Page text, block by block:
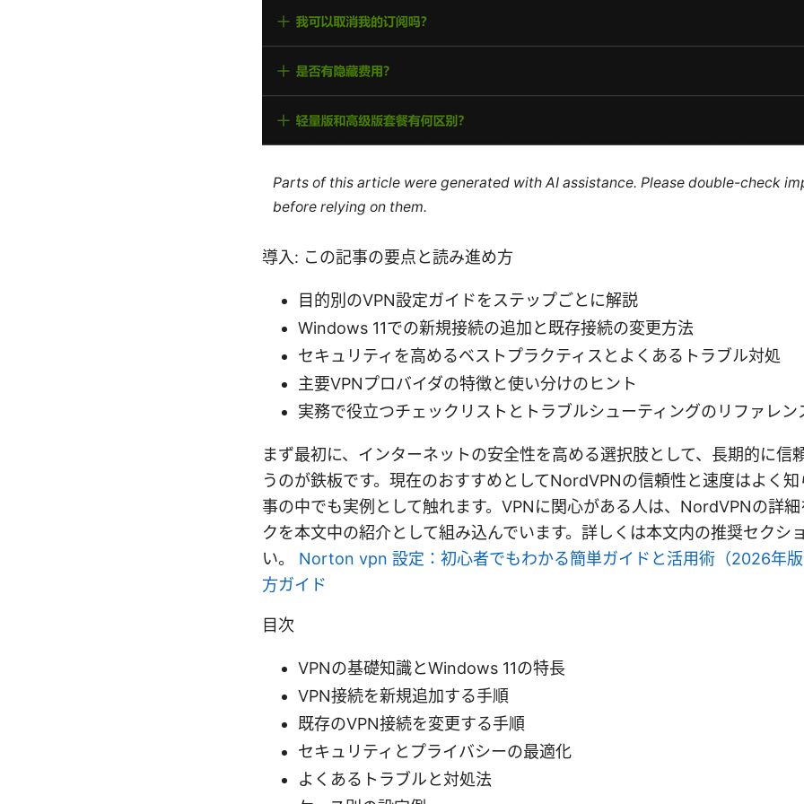
Parts of this article were generated with AI assistance. Please double-check
before relying on them.
導入: この記事の要点と読み進め方
目的別のVPN設定ガイドをステップごとに解説
Windows 11での新規接続の追加と既存接続の変更方法
セキュリティを高めるベストプラクティスとよくあるトラブル対処
主要VPNプロバイダの特徴と使い分けのヒント
実務で役立つチェックリストとトラブルシューティングのリファレン
まず最初に、インターネットの安全性を高める選択肢として、長期的に信
うのが鉄板です。現在のおすすめとしてNordVPNの信頼性と速度はよく
事の中でも実例として触れます。VPNに関心がある人は、NordVPNの詳
クを本文中の紹介として組み込んでいます。詳しくは本文内の推奨セクシ
い。 Norton vpn 設定：初心者でもわかる簡単ガイドと活用術（2026年
方ガイド
目次
VPNの基礎知識とWindows 11の特長
VPN接続を新規追加する手順
既存のVPN接続を変更する手順
セキュリティとプライバシーの最適化
よくあるトラブルと対処法